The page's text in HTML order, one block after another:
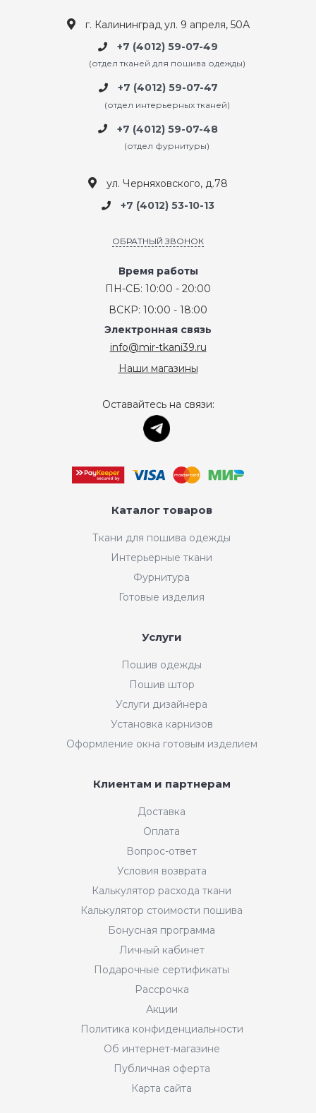
г. Калининград ул. 9 апреля, 50А
+7 (4012) 59-07-49
(отдел тканей для пошива одежды)
+7 (4012) 59-07-47
(отдел интерьерных тканей)
+7 (4012) 59-07-48
(отдел фурнитуры)
ул. Черняховского, д.78
+7 (4012) 53-10-13
ОБРАТНЫЙ ЗВОНОК
Время работы
ПН-СБ: 10:00 - 20:00
ВСКР: 10:00 - 18:00
Электронная связь
info@mir-tkani39.ru
Наши магазины
Оставайтесь на связи:
Каталог товаров
Ткани для пошива одежды
Интерьерные ткани
Фурнитура
Готовые изделия
Услуги
Пошив одежды
Пошив штор
Услуги дизайнера
Установка карнизов
Оформление окна готовым изделием
Клиентам и партнерам
Доставка
Оплата
Вопрос-ответ
Условия возврата
Калькулятор расхода ткани
Калькулятор стоимости пошива
Бонусная программа
Личный кабинет
Подарочные сертификаты
Рассрочка
Акции
Политика конфиденциальности
Об интернет-магазине
Публичная оферта
Карта сайта